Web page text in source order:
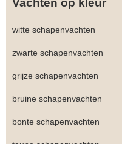
Vachten op kleur
witte schapenvachten
zwarte schapenvachten
grijze schapenvachten
bruine schapenvachten
bonte schapenvachten